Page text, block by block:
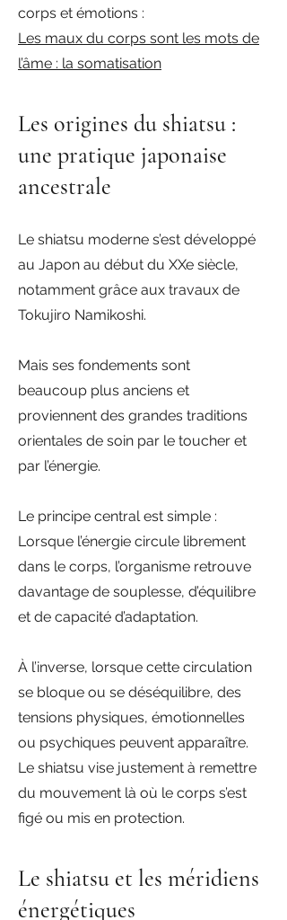
corps et émotions :
Les maux du corps sont les mots de
l’âme : la somatisation
Les origines du shiatsu :
une pratique japonaise
ancestrale
Le shiatsu moderne s’est développé
au Japon au début du XXe siècle,
notamment grâce aux travaux de
Tokujiro Namikoshi.
Mais ses fondements sont
beaucoup plus anciens et
proviennent des grandes traditions
orientales de soin par le toucher et
par l’énergie.
Le principe central est simple :
Lorsque l’énergie circule librement
dans le corps, l’organisme retrouve
davantage de souplesse, d’équilibre
et de capacité d’adaptation.
À l’inverse, lorsque cette circulation
se bloque ou se déséquilibre, des
tensions physiques, émotionnelles
ou psychiques peuvent apparaître.
Le shiatsu vise justement à remettre
du mouvement là où le corps s’est
figé ou mis en protection.
Le shiatsu et les méridiens
énergétiques